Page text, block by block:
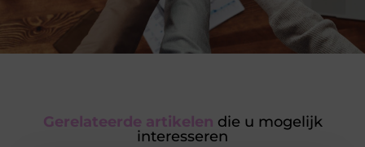
Gerelateerde artikelen die u mogelijk
interesseren